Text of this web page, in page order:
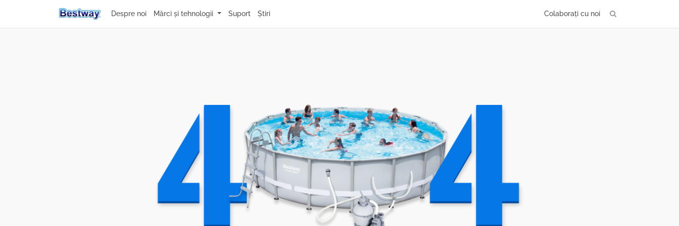
Despre noi Mărci și tehnologii Suport Știri Colaborați cu noi